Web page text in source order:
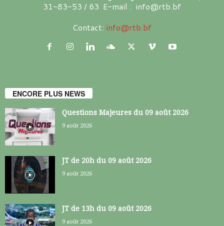
31-83-53 / 63 E-mail : info@rtb.bf
Contact: info@rtb.bf
ENCORE PLUS NEWS
Questions Majeures du 09 août 2026
9 août 2026
JT de 20h du 09 août 2026
9 août 2026
JT de 13h du 09 août 2026
9 août 2026